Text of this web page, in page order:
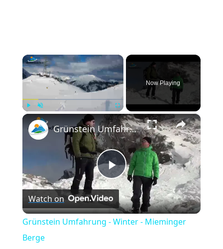
×
Fullscreen
Now Playing
×
Play
Video
Grünstein Umfahrung - Winter - Mieminger Berge
Watch on
Grünstein Umfahrung - Winter - Mieminger
Berge